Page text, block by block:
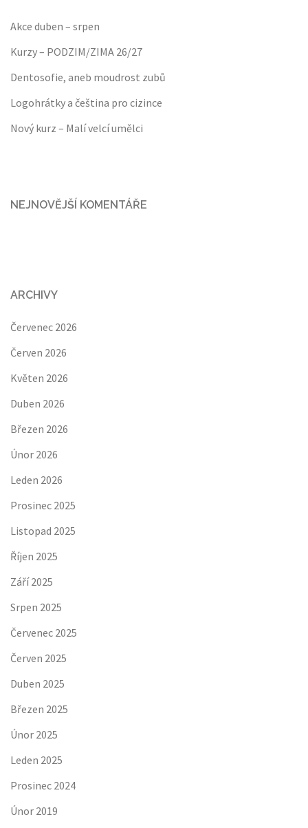
Akce duben – srpen
Kurzy – PODZIM/ZIMA 26/27
Dentosofie, aneb moudrost zubů
Logohrátky a čeština pro cizince
Nový kurz – Malí velcí umělci
NEJNOVĚJŠÍ KOMENTÁŘE
ARCHIVY
Červenec 2026
Červen 2026
Květen 2026
Duben 2026
Březen 2026
Únor 2026
Leden 2026
Prosinec 2025
Listopad 2025
Říjen 2025
Září 2025
Srpen 2025
Červenec 2025
Červen 2025
Duben 2025
Březen 2025
Únor 2025
Leden 2025
Prosinec 2024
Únor 2019